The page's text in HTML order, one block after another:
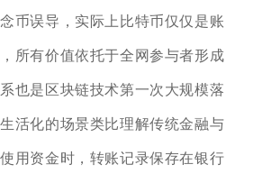
币误导，实际上比特币仅仅是账
所有价值依托于全网参与者形成
也是区块链技术第一次大规模落
活化的场景类比理解传统金融与
用资金时，转账记录保存在银行